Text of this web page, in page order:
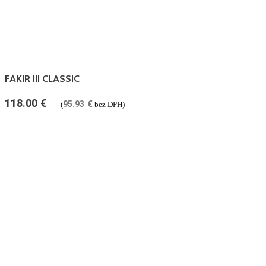
FAKIR III CLASSIC
118.00 € (95.93 € bez DPH)